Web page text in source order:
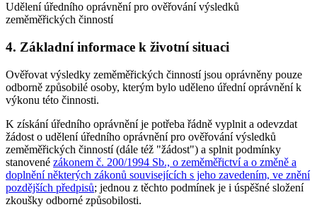
Udělení úředního oprávnění pro ověřování výsledků
zeměměřických činností
4. Základní informace k životní situaci
Ověřovat výsledky zeměměřických činností jsou oprávněny pouze
odborně způsobilé osoby, kterým bylo uděleno úřední oprávnění k
výkonu této činnosti.
K získání úředního oprávnění je potřeba řádně vyplnit a odevzdat
žádost o udělení úředního oprávnění pro ověřování výsledků
zeměměřických činností (dále též "žádost") a splnit podmínky
stanovené zákonem č. 200/1994 Sb., o zeměměřictví a o změně a
doplnění některých zákonů souvisejících s jeho zavedením, ve znění
pozdějších předpisů; jednou z těchto podmínek je i úspěšné složení
zkoušky odborné způsobilosti.